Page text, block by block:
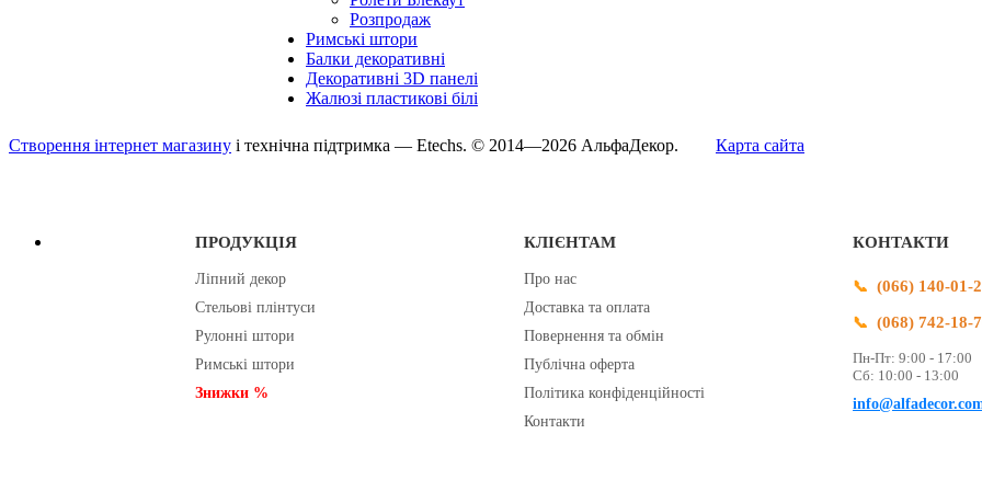
Розпродаж
Римські штори
Балки декоративні
Декоративні 3D панелі
Жалюзі пластикові білі
Створення інтернет магазину і технічна підтримка — Etechs. © 2014—2026 АльфаДекор. Карта сайта
ПРОДУКЦІЯ
Ліпний декор
Стельові плінтуси
Рулонні штори
Римські штори
Знижки %
КЛІЄНТАМ
Про нас
Доставка та оплата
Повернення та обмін
Публічна оферта
Політика конфіденційності
Контакти
КОНТАКТИ
(066) 140-01-
(068) 742-18-
Пн-Пт: 9:00 - 17:00
Сб: 10:00 - 13:00